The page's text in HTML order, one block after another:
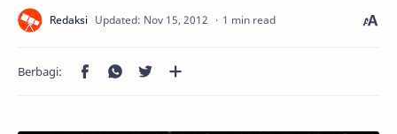
1 min read